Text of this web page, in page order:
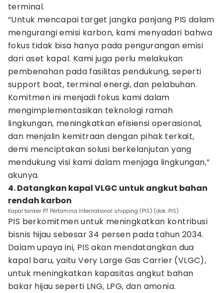
terminal.
“Untuk mencapai target jangka panjang PIS dalam
mengurangi emisi karbon, kami menyadari bahwa
fokus tidak bisa hanya pada pengurangan emisi
dari aset kapal. Kami juga perlu melakukan
pembenahan pada fasilitas pendukung, seperti
support boat, terminal energi, dan pelabuhan.
Komitmen ini menjadi fokus kami dalam
mengimplementasikan teknologi ramah
lingkungan, meningkatkan efisiensi operasional,
dan menjalin kemitraan dengan pihak terkait,
demi menciptakan solusi berkelanjutan yang
mendukung visi kami dalam menjaga lingkungan,”
akunya.
4. Datangkan kapal VLGC untuk angkut bahan
rendah karbon
Kapal tanker PT Pertamina International shipping (PIS) (dok. PIS)
PIS berkomitmen untuk meningkatkan kontribusi
bisnis hijau sebesar 34 persen pada tahun 2034.
Dalam upaya ini, PIS akan mendatangkan dua
kapal baru, yaitu Very Large Gas Carrier (VLGC),
untuk meningkatkan kapasitas angkut bahan
bakar hijau seperti LNG, LPG, dan amonia.